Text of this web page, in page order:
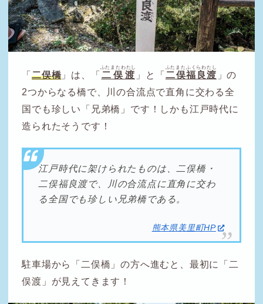
「二俣橋 」は、「 二俣渡
ふたまたわたし
」と「 二俣福良渡
ふたまたふくらわたし
」の
2つからなる橋で、川の合流点で直角に交わる全
国でも珍しい「兄弟橋」です！しかも江戸時代に
造られたそうです！
江戸時代に架けられたものは、二俣橋・
二俣福良渡で、川の合流点に直角に交わ
る全国でも珍しい兄弟橋である。
熊本県美里町HP
駐車場から「二俣橋」の方へ進むと、最初に「二
俣渡」が見えてきます！